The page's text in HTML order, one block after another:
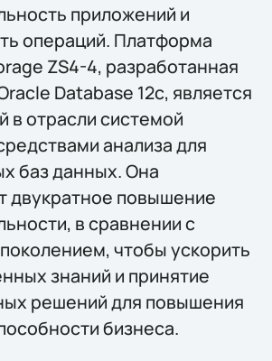
приложений и
операций. Платформа
ZS4-4, разработанная
Database 12c, является
в отрасли системой
анализа для
баз данных. Она
двукратное повышение
в сравнении с
чтобы ускорить
знаний и принятие
решений для повышения
бизнеса.